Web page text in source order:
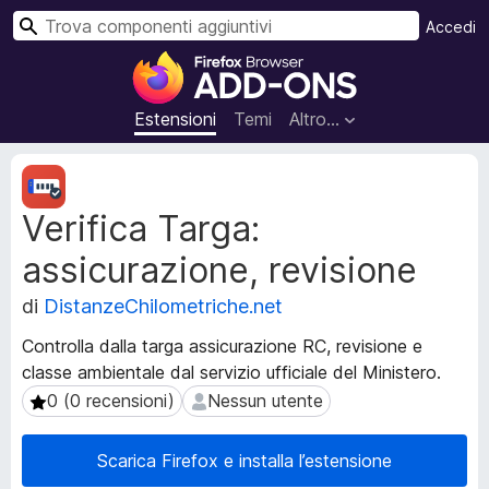
C
o
m
p
e
n
t
i
g
g
i
u
n
t
Estensioni Temi Altro…
Accedi
C
Verifica Targa:
assicurazione, revisione
di DistanzeChilometriche.net
Controlla dalla targa assicurazione RC, revisione e
classe ambientale dal servizio ufficiale del Ministero.
0 (0 recensioni)
0 (0 recensioni) Nessun utente
Nessun utente
Scarica Firefox e installa l’estensione
M
e
t
a
d
a
t
i
e
s
t